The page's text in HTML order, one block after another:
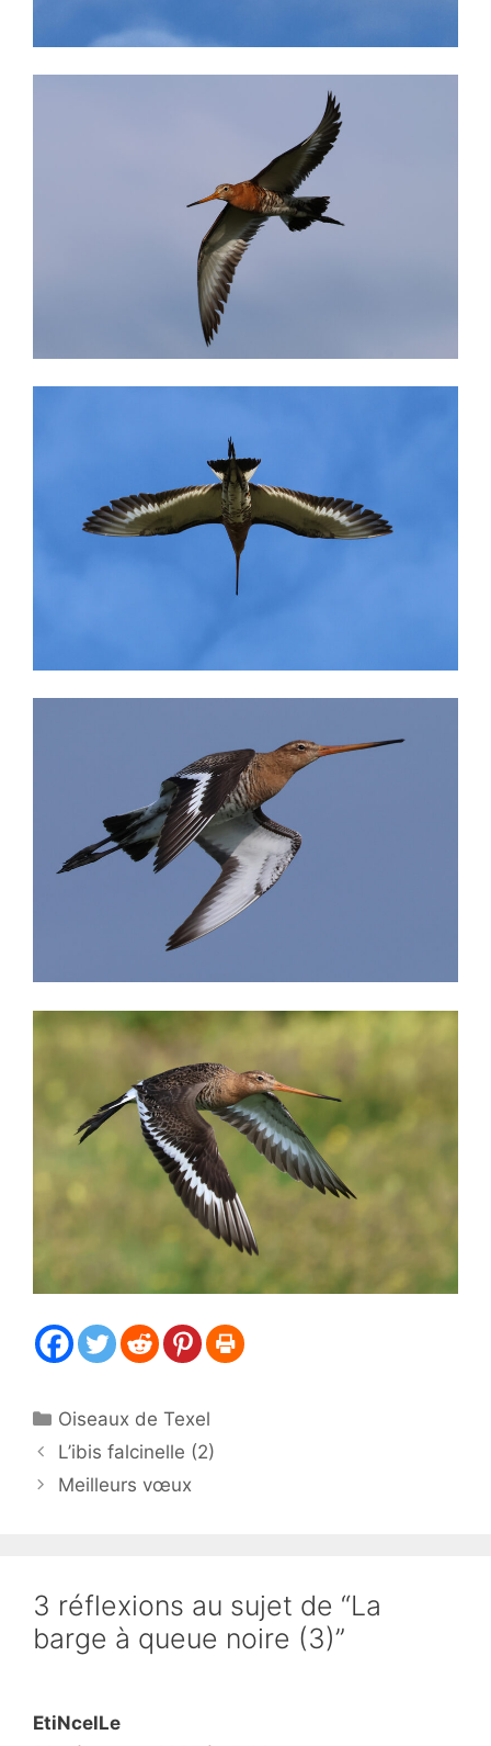
Catégories
Oiseaux de Texel
L’ibis falcinelle (2)
Meilleurs vœux
3 réflexions au sujet de “La
barge à queue noire (3)”
EtiNcelLe